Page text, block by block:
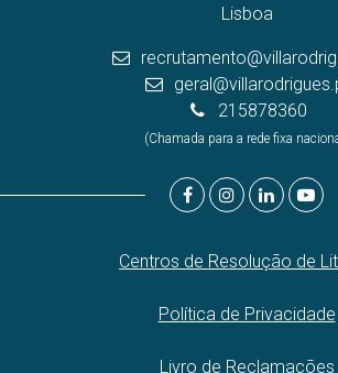
Lisboa
215878360
(Chamada para a rede fixa
Centros de Resolução de
Política de Privacidade
Livro de Reclamações